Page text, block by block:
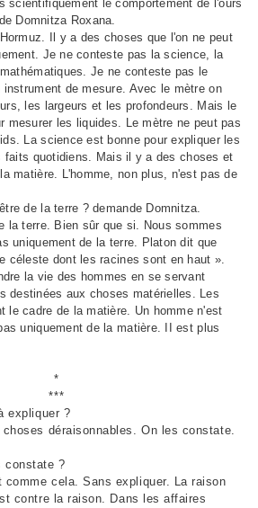
scientifiquement le comportement de l'ours
Domnitza Roxana.
Il y a des choses que l'on ne peut
Je ne conteste pas la science, la
Je ne conteste pas le
de mesure. Avec le mètre on
les largeurs et les profondeurs. Mais le
mesurer les liquides. Le mètre ne peut pas
La science est bonne pour expliquer les
faits quotidiens. Mais il y a des choses et
matière. L'homme, non plus, n'est pas de
de la terre ? demande Domnitza.
la terre. Bien sûr que si. Nous sommes
uniquement de la terre. Platon dit que
céleste dont les racines sont en haut ».
la vie des hommes en se servant
destinées aux choses matérielles. Les
le cadre de la matière. Un homme n'est
uniquement de la matière. II est plus
*
***
expliquer ?
déraisonnables. On les constate.
constate ?
cela. Sans expliquer. La raison
contre la raison. Dans les affaires